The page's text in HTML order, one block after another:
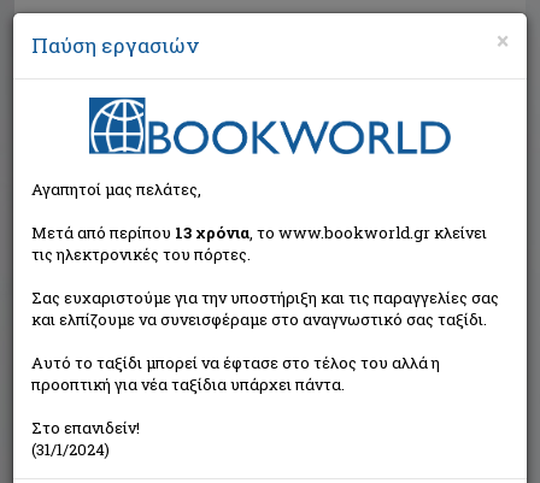
Αναζήτηση
Η τιμή μας:€12,60
Δεν υπάρχει δυνατότητα παραγγελίας
×
Παύση εργασιών
Αγαπητοί μας πελάτες,
Μετά από περίπου 13 χρόνια, το www.bookworld.gr κλείνει
τις ηλεκτρονικές του πόρτες.
Σας ευχαριστούμε για την υποστήριξη και τις παραγγελίες σας
και ελπίζουμε να συνεισφέραμε στο αναγνωστικό σας ταξίδι.
Αυτό το ταξίδι μπορεί να έφτασε στο τέλος του αλλά η
προοπτική για νέα ταξίδια υπάρχει πάντα.
Στο επανιδείν!
(31/1/2024)